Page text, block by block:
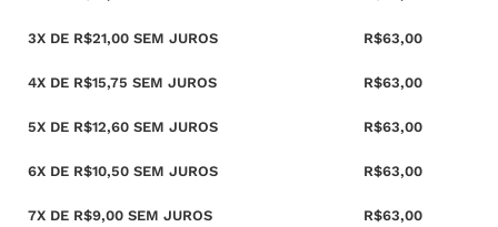
3X DE R$21,00 SEM JUROS R$63,00
4X DE R$15,75 SEM JUROS R$63,00
5X DE R$12,60 SEM JUROS R$63,00
6X DE R$10,50 SEM JUROS R$63,00
7X DE R$9,00 SEM JUROS R$63,00